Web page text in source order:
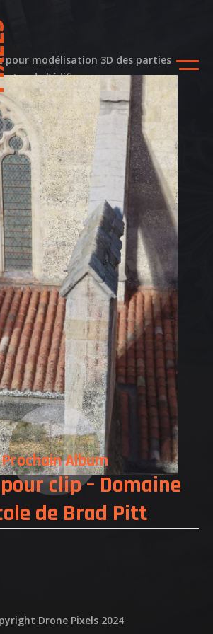
DERRIERE
de la
– Clermont
pour modélisation 3D des parties
de l’édifices.
Prochain Album
clip – Domaine
de Brad Pitt
Drone Pixels 2024